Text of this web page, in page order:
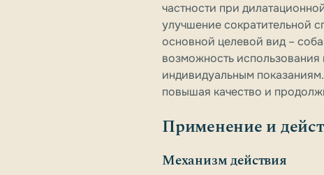
частности при
улучшение сократительной
основной целевой вид –
возможность
индивидуальным
повышая качество и
Применение и
Механизм действия